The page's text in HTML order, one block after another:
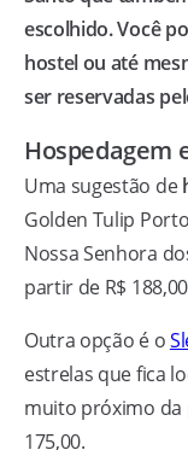
escolhido. Você
hostel ou até
ser reservadas
Hospedagem
Uma sugestão de
Golden Tulip
Nossa Senhora
partir de R$
Outra opção é o
estrelas que fica
muito próximo da
175,00.